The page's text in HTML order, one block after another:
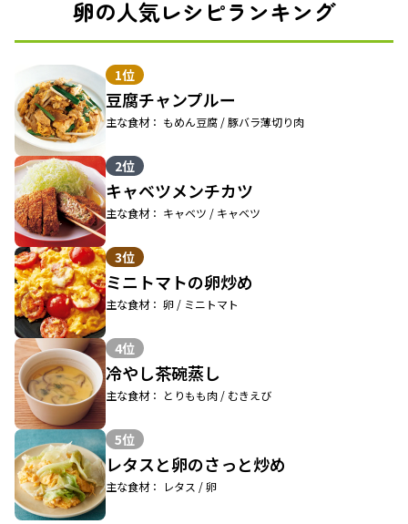
卵の人気レシピランキング
1位
豆腐チャンプルー
主な食材： もめん豆腐 / 豚バラ薄切り肉
2位
キャベツメンチカツ
主な食材： キャベツ / キャベツ
3位
ミニトマトの卵炒め
主な食材： 卵 / ミニトマト
4位
冷やし茶碗蒸し
主な食材： とりもも肉 / むきえび
5位
レタスと卵のさっと炒め
主な食材： レタス / 卵